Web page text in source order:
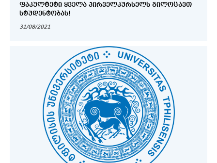
ᲤᲐᲙᲣᲚᲢᲔᲢᲘ ᲧᲕᲔᲚᲐ ᲞᲘᲠᲕᲔᲚᲙᲣᲠᲡᲔᲚᲡ ᲒᲘᲚᲝᲪᲐᲕᲗ
ᲡᲢᲣᲓᲔᲜᲢᲝᲑᲐᲡ!
31/08/2021